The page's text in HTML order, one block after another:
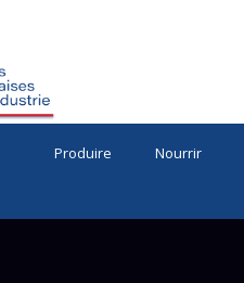
Produire Nourrir